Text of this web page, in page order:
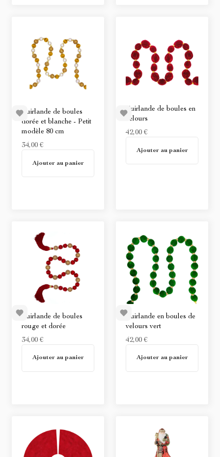
Guirlande de boules
dorée et blanche - Petit
modèle 80 cm
34,00 €
Ajouter au panier
Guirlande de boules en
velours
42,00 €
Ajouter au panier
Guirlande de boules
rouge et dorée
34,00 €
Ajouter au panier
Guirlande en boules de
velours vert
42,00 €
Ajouter au panier